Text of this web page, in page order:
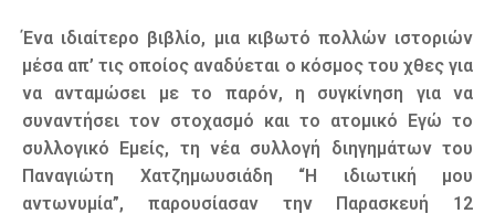
Ένα ιδιαίτερο βιβλίο, μια κιβωτό πολλών ιστοριών
μέσα απ’ τις οποίος αναδύεται ο κόσμος του χθες για
να ανταμώσει με το παρόν, η συγκίνηση για να
συναντήσει τον στοχασμό και το ατομικό Εγώ το
συλλογικό Εμείς, τη νέα συλλογή διηγημάτων του
Παναγιώτη Χατζημωυσιάδη “Η ιδιωτική μου
αντωνυμία”, παρουσίασαν την Παρασκευή 12